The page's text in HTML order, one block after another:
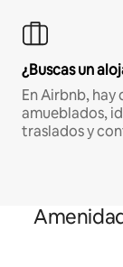
¿Buscas un
En Airbnb,
amueblados,
traslados y